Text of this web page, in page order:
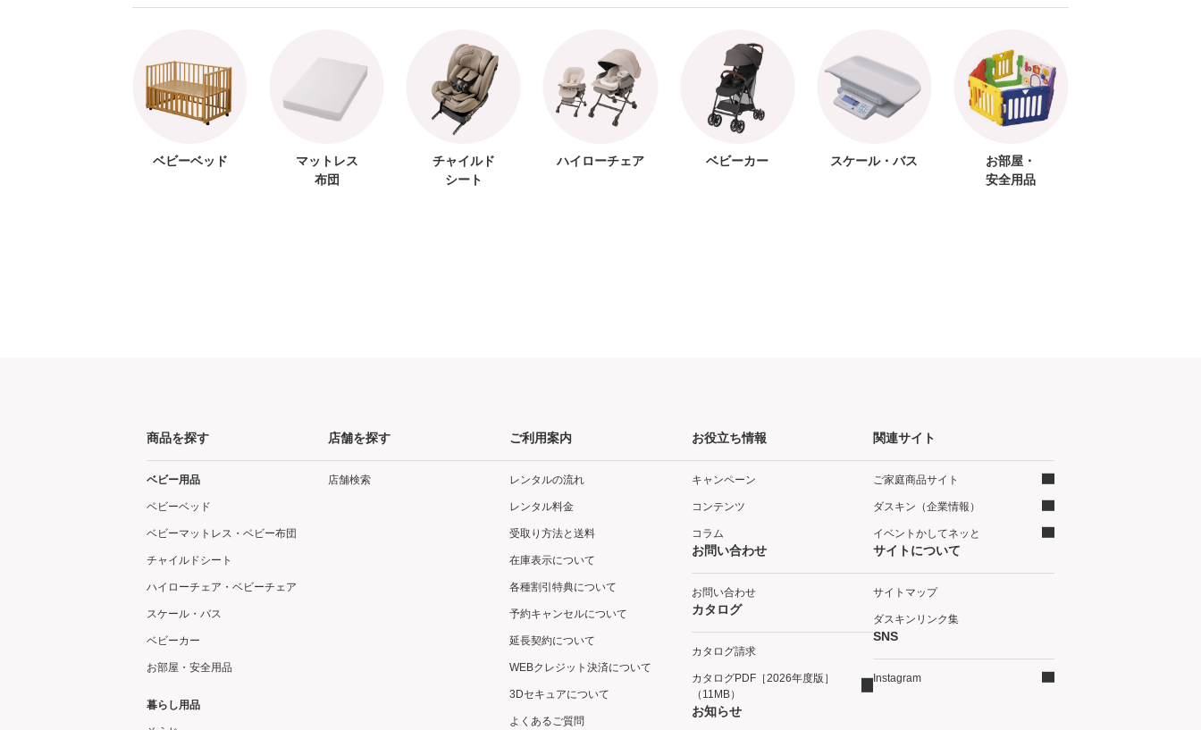
ベビーベッド
マットレス
布団
チャイルド
シート
ハイローチェア ベビーカー スケール・バス
お部屋・
安全用品
商品を探す
ベビー用品
ベビーベッド
ベビーマットレス・ベビー布団
チャイルドシート
ハイローチェア・ベビーチェア
スケール・バス
ベビーカー
お部屋・安全用品
暮らし用品
店舗を探す
店舗検索
ご利用案内
レンタルの流れ
レンタル料金
受取り方法と送料
在庫表示について
各種割引特典について
予約キャンセルについて
延長契約について
WEBクレジット決済について
3Dセキュアについて
よくあるご質問
お役立ち情報
キャンペーン
コンテンツ
コラム
お問い合わせ
お問い合わせ
カタログ
カタログ請求
カタログPDF［2026年度版］
（11MB）
お知らせ
関連サイト
ご家庭商品サイト
ダスキン（企業情報）
イベントかしてネッと
サイトについて
サイトマップ
ダスキンリンク集
SNS
Instagram